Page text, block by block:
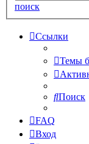
поиск
Ссылки
Темы
Поиск
FAQ
Вход